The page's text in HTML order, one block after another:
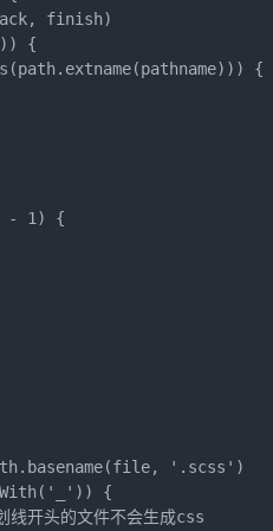
finish)
{
{
- 1) {
'.scss')
{
开头的文件不会生成css